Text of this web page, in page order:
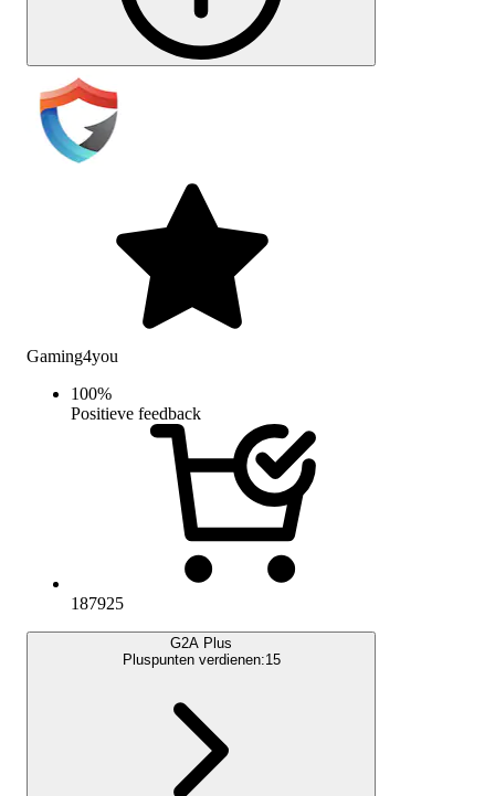
Gaming4you
100%
Positieve feedback
187925
G2A Plus
Pluspunten verdienen:15